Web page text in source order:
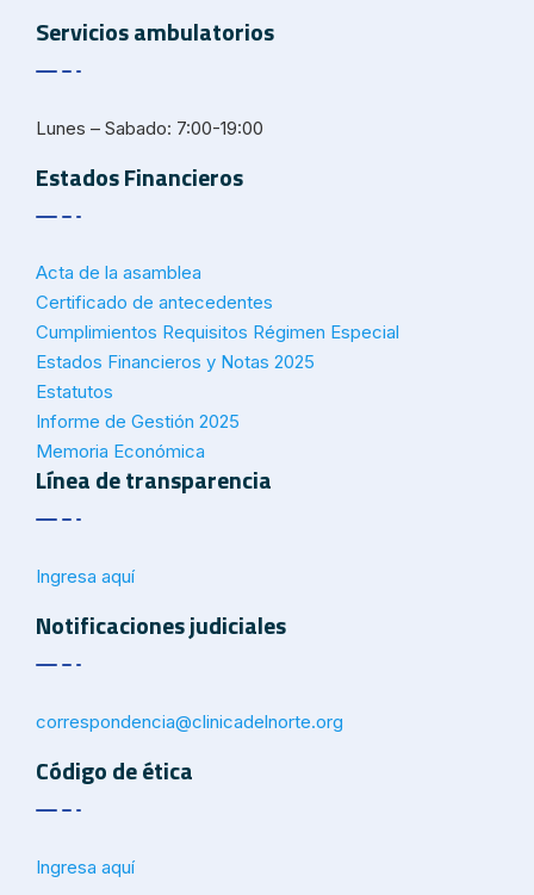
Servicios ambulatorios
Lunes – Sabado: 7:00-19:00
Estados Financieros
Acta de la asamblea
Certificado de antecedentes
Cumplimientos Requisitos Régimen Especial
Estados Financieros y Notas 2025
Estatutos
Informe de Gestión 2025
Memoria Económica
Línea de transparencia
Ingresa aquí
Notificaciones judiciales
correspondencia@clinicadelnorte.org
Código de ética
Ingresa aquí